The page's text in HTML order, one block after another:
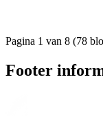
Pagina 1 van 8 (78
Footer